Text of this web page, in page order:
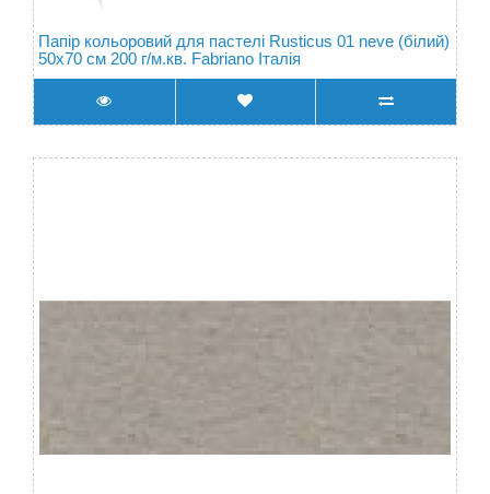
Папір кольоровий для пастелі Rusticus 01 neve (білий)
50х70 см 200 г/м.кв. Fabriano Італія